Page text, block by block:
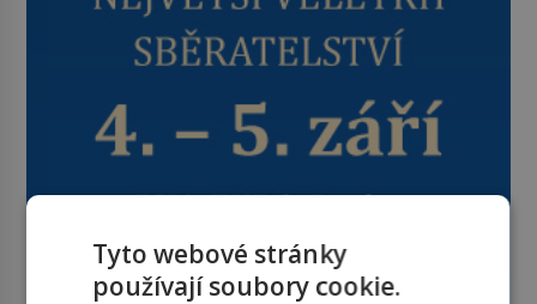
Tyto webové stránky
používají soubory cookie.